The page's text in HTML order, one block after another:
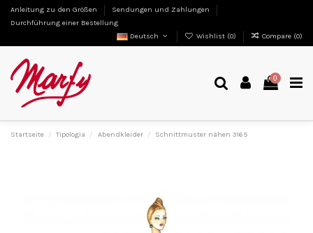
Anleitung zu den Größen
Sendungen und Zahlungen
Durchführung einer Bestellung
Deutsch
Wishlist (0) Compare (0)
0
Startseite Tipologia Abendkleider Schnittmuster nähen 3165